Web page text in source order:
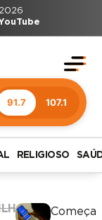
91.7 107.1
RELIGIOSO
Começa